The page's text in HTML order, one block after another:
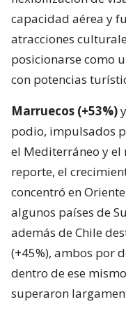
capacidad aérea y
atracciones
posicionarse como
con potencias
Marruecos (+53%)y
podio, impulsados
el Mediterráneo y el
reporte, el
concentró en
algunos países de
además de Chile
(+45%), ambos por
dentro de ese
superaron